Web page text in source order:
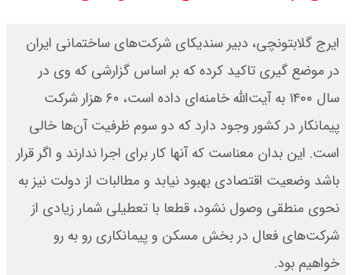
سنتی جمهوری‌خواهان را از دست می
دهد؟
بنزین برای دولت چقدر تمام می شود؟
یک ادعا: برخی مالکان اجاره بها را ۶۰
درصد افزایش می دهند
ایرج گلابتونچی، دبیر سندیکای شرکت‌های ساختمانی ایران
در موضع گیری تاکید کرده که بر اساس گزارشی که وی در
سال ۱۴۰۰ به آیت‌الله خامنه‌ای داده است، ۶۰ هزار شرکت
پیمانکار در کشور وجود دارد که دو سوم ظرفیت آن‌ها خالی
است. این بدان معناست که آنها کار برای اجرا ندارند و اگر قرار
باشد وضعیت اقتصادی بهبود نیابد و مطالبات از دولت نیز به
نحوی منطقی وصول نشود، قطعا با تعطیلی شمار زیادی از
شرکت‌های فعال در بخش مسکن و پیمانکاری رو به رو
خواهیم بود.